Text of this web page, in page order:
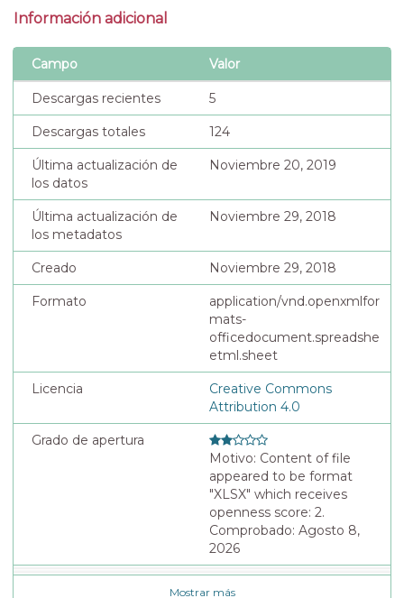
Información adicional
Campo Valor
Descargas recientes 5
Descargas totales 124
Última actualización de
los datos
Noviembre 20, 2019
Última actualización de
los metadatos
Noviembre 29, 2018
Creado Noviembre 29, 2018
Formato
application/vnd.openxmlfor
mats-
officedocument.spreadshe
etml.sheet
Licencia
Creative Commons
Attribution 4.0
Grado de apertura
Motivo: Content of file
appeared to be format
"XLSX" which receives
openness score: 2.
Comprobado: Agosto 8,
2026
Mostrar más